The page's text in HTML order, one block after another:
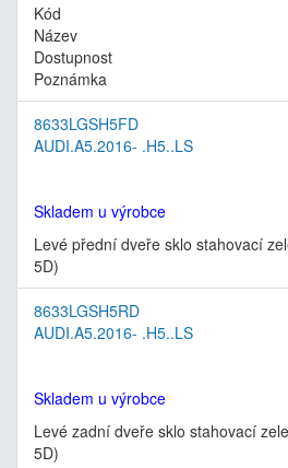
Kód
Název
Dostupnost
Poznámka
8633LGSH5FD
AUDI.A5.2016- .H5..LS
Skladem u výrobce
Levé přední dveře sklo stahovací
5D)
8633LGSH5RD
AUDI.A5.2016- .H5..LS
Skladem u výrobce
Levé zadní dveře sklo stahovací
5D)